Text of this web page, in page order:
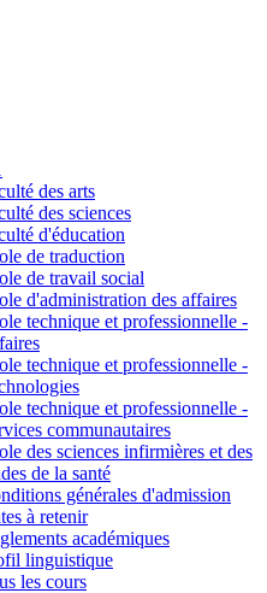
des arts
des sciences
d'éducation
de traduction
de travail social
d'administration des affaires
technique et professionnelle -
technique et professionnelle -
technique et professionnelle -
communautaires
des sciences infirmières et des
de la santé
générales d'admission
à retenir
académiques
linguistique
les cours